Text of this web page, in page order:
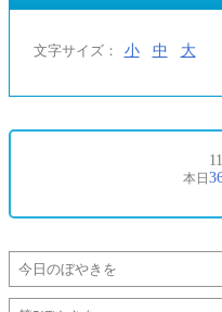
文字サイズ： 小 中 大